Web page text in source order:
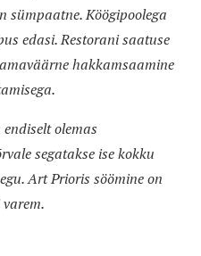
sümpaatne. Köögipoolega
edasi. Restorani saatuse
hakkamsaamine
olemas
segatakse ise kokku
Art Prioris söömine on